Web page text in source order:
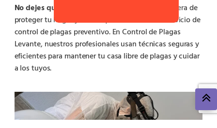
No dejes que el problema avance
. La mejor manera de
proteger tu hogar y tu tranquilidad es con un servicio de
control de plagas preventivo. En Control de Plagas
Levante, nuestros profesionales usan técnicas seguras y
eficientes para mantener tu casa libre de plagas y cuidar
a los tuyos.